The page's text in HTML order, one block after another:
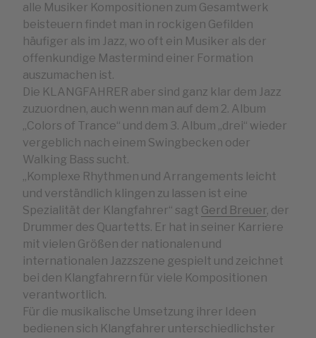
alle Musiker Kompositionen zum Gesamtwerk
beisteuern findet man in rockigen Gefilden
häufiger als im Jazz, wo oft ein Musiker als der
offenkundige Mastermind einer Formation
auszumachen ist.
Die KLANGFAHRER aber sind ganz klar dem Jazz
zuzuordnen, auch wenn man auf dem 2. Album
„Colors of Trance“ und dem 3. Album „drei“ wieder
vergeblich nach einem Swingbecken oder
Walking Bass sucht.
„Komplexe Rhythmen und Arrangements leicht
und verständlich klingen zu lassen ist eine
Spezialität der Klangfahrer“ sagt Gerd Breuer, der
Drummer des Quartetts. Er hat in seiner Karriere
mit vielen Größen der nationalen und
internationalen Jazzszene gespielt und zeichnet
bei den Klangfahrern für viele Kompositionen
verantwortlich.
Für die musikalische Umsetzung ihrer Ideen
bedienen sich Klangfahrer unterschiedlichster